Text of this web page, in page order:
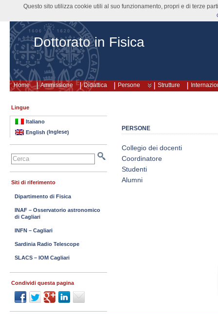
Dottorato in Fisica
Home Ammissione Didattica Persone Strutture
PERSONE
Collegio dei docenti
Coordinatore
Studenti
Alumni
Lingue
Italiano
English ( Inglese)
Siti di riferimento
Dipartimento di Fisica
INAF – Osservatorio astronomico
di Cagliari
INFN – Cagliari
Sardinia Radio Telescope
SLACS – IOM Cagliari
Condividi questa pagina
Questo sito utilizza cookie utili al suo funzionamento, propri e di terze